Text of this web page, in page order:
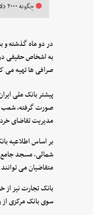
چگونه ۲۰۰۰ دلار ارز سهمیه‌ای بگیریم؟
در دو ماه گذشته و
به اشخاص حقیقی در
صرافی ها تهیه می
پیشتر بانک ملی
صورت گرفته، شعب
مدیریت تقاضای
بر اساس اطلاعیه
شمالی، مسجد جامع
متقاضیان می
بانک تجارت نیز
سوی بانک مرکزی از روز 13 اردیبهشت ماه خبر داده که این خرید تا سقف هزار دلار